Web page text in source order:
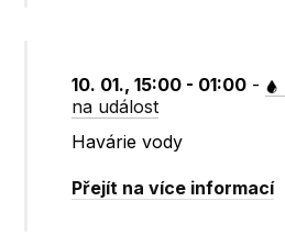
10. 01., 15:00 - 01:00 -
na událost
Havárie vody
Přejít na více informací